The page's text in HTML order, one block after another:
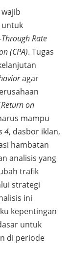
untuk
Through Rate
(CPA). Tugas
agar
Return on
mampu
4, dasbor iklan,
hambatan
analisis yang
trafik
strategi
ini
kepentingan
untuk
di periode